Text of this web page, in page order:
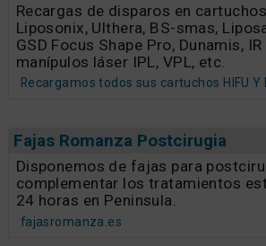
Recargas de disparos en
Liposonix, Ulthera, BS-smas,
GSD Focus Shape Pro, Dunamis,
manípulos láser IPL, VPL, etc.
Recargamos todos sus cartuchos HIFU Y
Fajas Romanza Postcirugia
Disponemos de fajas para
complementar los tratamientos
24 horas en Peninsula.
fajasromanza.es